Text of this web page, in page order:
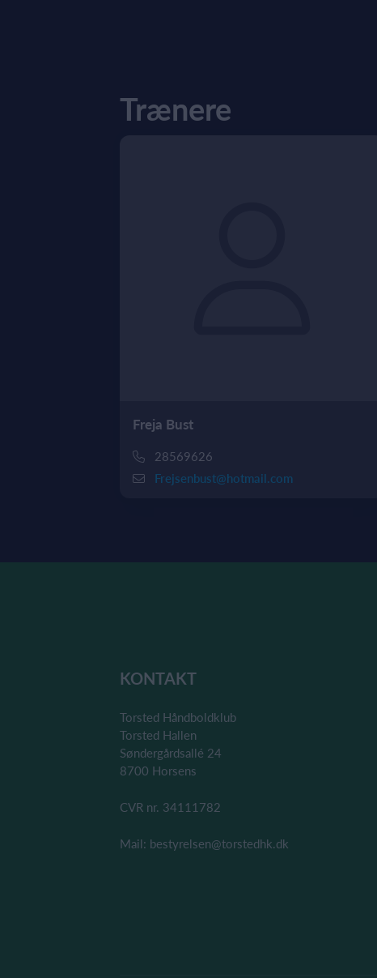
Trænere
Freja Bust
28569626
Frejsenbust@hotmail.com
KONTAKT
Torsted Håndboldklub
Torsted Hallen
Søndergårdsallé 24
8700 Horsens
CVR nr. 34111782
Mail: bestyrelsen@torstedhk.dk